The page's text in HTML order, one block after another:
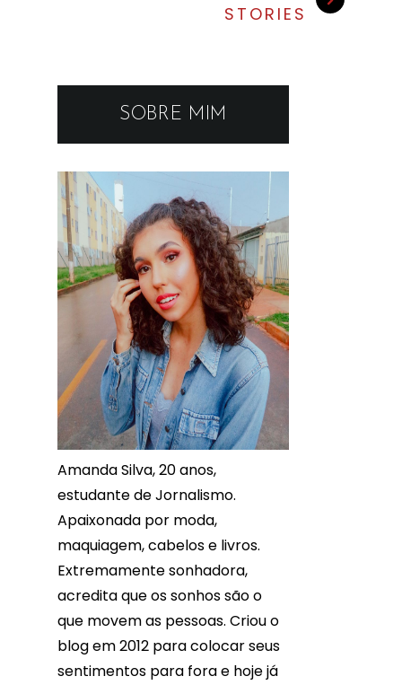
STORIES
SOBRE MIM
Amanda Silva, 20 anos,
estudante de Jornalismo.
Apaixonada por moda,
maquiagem, cabelos e livros.
Extremamente sonhadora,
acredita que os sonhos são o
que movem as pessoas. Criou o
blog em 2012 para colocar seus
sentimentos para fora e hoje já